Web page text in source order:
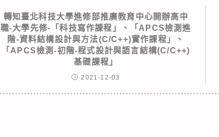
轉知臺北科技大學進修部推廣教育中心開辦高中
職-大學先修-「科技寫作課程」、「APCS檢測進
階-資料結構設計與方法(C/C++)實作課程」、
「APCS檢測-初階-程式設計與語言結構(C/C++)
基礎課程」
2021-12-03